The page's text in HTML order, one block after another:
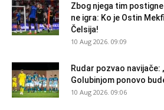
Zbog njega tim
ne igra: Ko je Ostin
Čelsija!
10 Aug 2026. 09:09
Rudar pozvao navijače:
Golubinjom ponovo
10 Aug 2026. 09:06